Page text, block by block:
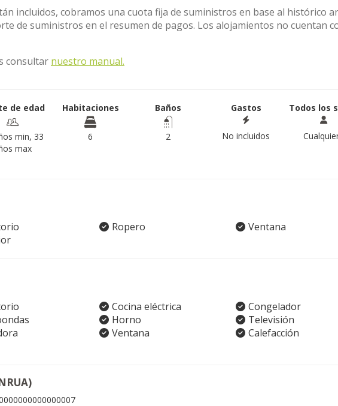
incluidos, cobramos una cuota fija de suministros en base al histórico
de suministros en el resumen de pagos. Los alojamientos no cuentan
consultar nuestro manual.
de edad
min, 33
max
Habitaciones
6
Baños
2
Gastos
No incluidos
Todos los
Ropero
Ventana
Cocina eléctrica
Congelador
Horno
Televisión
Ventana
Calefacción